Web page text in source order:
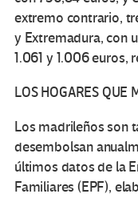
extremo contrario,
y Extremadura, con
1.061 y 1.006 euros,
LOS HOGARES QUE
Los madrileños son
desembolsan
últimos datos de la
Familiares (EPF),